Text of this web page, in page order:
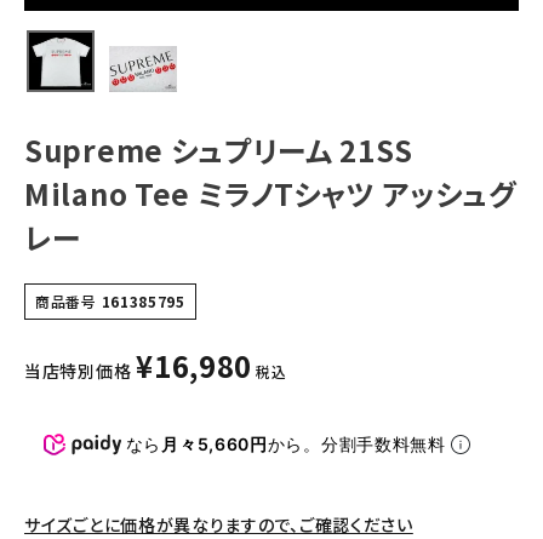
CATEGORY
Tシャツ・ロングスリーブ
ジャケット・アウター
バックパック・リュック
その他バッグ類
パンツ・ショーツ
Supreme シュプリーム 21SS
Milano Tee ミラノTシャツ アッシュグ
レー
商品番号 161385795
当店特別価格 ¥16,980 税込
なら 月々5,660円から。分割手数料無料
サイズごとに価格が異なりますので、ご確認ください